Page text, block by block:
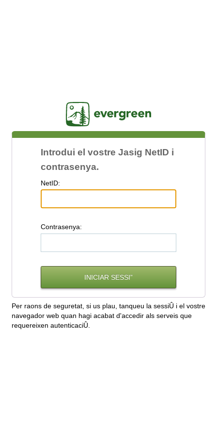
Introdui el vostre Jasig NetID i
contrasenya.
NetID:
Contrasenya:
Per raons de seguretat, si us plau, tanqueu la sessiÛ i el vostre
navegador web quan hagi acabat d'accedir als serveis que
requereixen autenticaciÛ.